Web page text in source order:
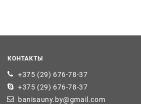
КОНТАКТЫ
+375 (29) 676-78-37
+375 (29) 676-78-37
banisauny.by@gmail.com